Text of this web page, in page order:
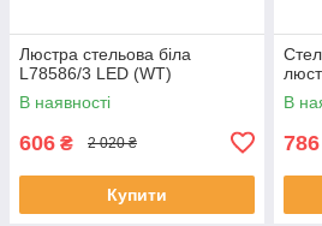
Люстра стельова біла
L78586/3 LED (WT)
В наявності
606 ₴ 2 020 ₴
Купити
В
786